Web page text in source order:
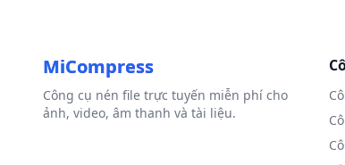
MiCompress
Công cụ nén file trực tuyến miễn phí cho
ảnh, video, âm thanh và tài liệu.